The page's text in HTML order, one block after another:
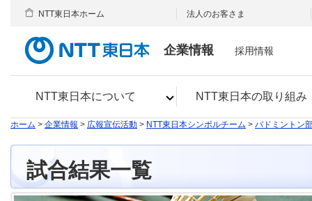
企業情報
NTT東日本について NTT東日本の取り組み
NTT東日本ホーム 法人のお客さま
採用情報
ホーム > 企業情報 > 広報宣伝活動 > NTT東日本シンボルチーム > バドミントン
試合結果一覧